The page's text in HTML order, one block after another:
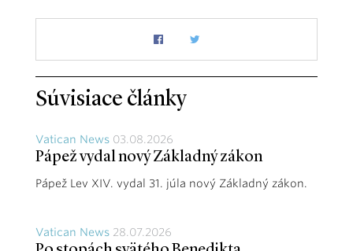
Súvisiace články
Vatican News 03.08.2026
Pápež vydal nový Základný zákon
Pápež Lev XIV. vydal 31. júla nový Základný zákon.
Vatican News 28.07.2026